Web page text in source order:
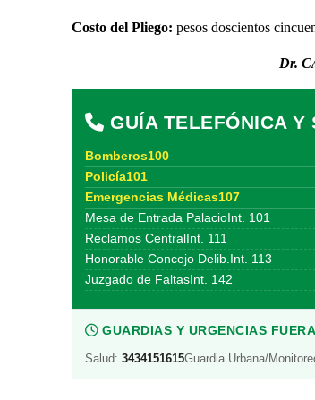
Costo del Pliego: pesos doscientos
Dr.
GUÍA TELEFÓNICA Y
Bomberos100
Policía101
Emergencias Médicas107
Mesa de Entrada PalacioInt. 101
Reclamos CentralInt. 111
Honorable Concejo Delib.Int. 113
Juzgado de FaltasInt. 142
GUARDIAS Y URGENCIAS
Salud: 3434151615Guardia Urbana/